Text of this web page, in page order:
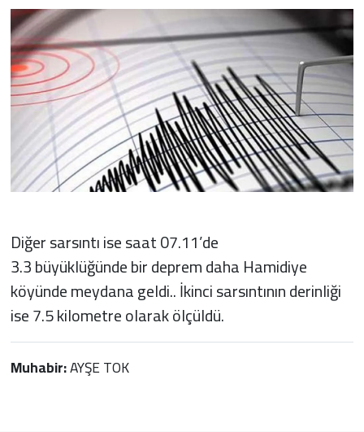
Diğer sarsıntı ise saat 07.11’de
3.3 büyüklüğünde bir deprem daha Hamidiye
köyünde meydana geldi.. İkinci sarsıntının derinliği
ise 7.5 kilometre olarak ölçüldü.
Muhabir:AYŞE TOK